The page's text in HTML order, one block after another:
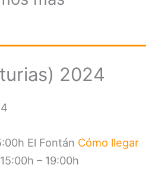
2024
El Fontán Cómo llegar
– 19:00h